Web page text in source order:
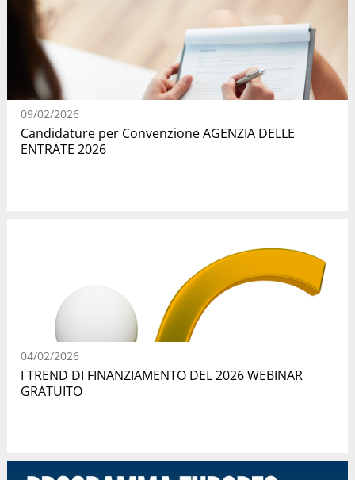
09/02/2026
Candidature per Convenzione AGENZIA DELLE
ENTRATE 2026
04/02/2026
I TREND DI FINANZIAMENTO DEL 2026 WEBINAR
GRATUITO